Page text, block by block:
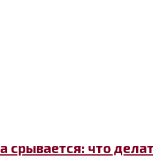
срывается: что